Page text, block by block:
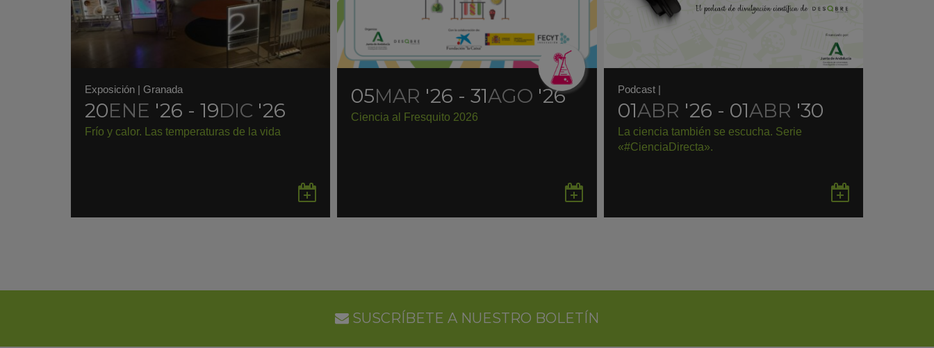
Exposición | Granada
20ENE '26 - 19DIC '26
Frío y calor. Las temperaturas de la vida
en
05MAR '26 - 31AGO '26
Ciencia al Fresquito 2026
en
Podcast|
01ABR '26 - 01ABR '30
La ciencia también se escucha. Serie
«#CienciaDirecta».
en
SUSCRÍBETE A NUESTRO BOLETÍN